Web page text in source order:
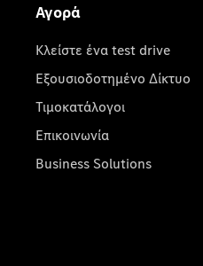
Αγορά
Κλείστε ένα test drive
Εξουσιοδοτημένο Δίκτυο
Τιμοκατάλογοι
Επικοινωνία
Business Solutions